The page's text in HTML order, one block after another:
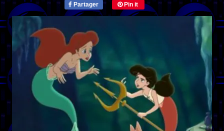
Partager Pin it